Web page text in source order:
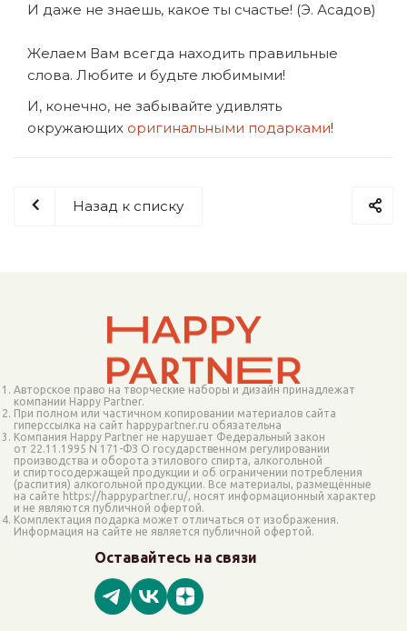
И даже не знаешь, какое ты счастье! (Э. Асадов)
Желаем Вам всегда находить правильные
слова. Любите и будьте любимыми!
И, конечно, не забывайте удивлять
окружающих оригинальными подарками!
Назад к списку
Авторское право на творческие наборы и дизайн принадлежат
компании Happy Partner.
При полном или частичном копировании материалов сайта
гиперссылка на сайт happypartner.ru обязательна
Компания Happy Partner не нарушает Федеральный закон
от 22.11.1995 N 171-ФЗ О государственном регулировании
производства и оборота этилового спирта, алкогольной
и спиртосодержащей продукции и об ограничении потребления
(распития) алкогольной продукции. Все материалы, размещённые
на сайте https://happypartner.ru/, носят информационный характер
и не являются публичной офертой.
Комплектация подарка может отличаться от изображения.
Информация на сайте не является публичной офертой.
Оставайтесь на связи